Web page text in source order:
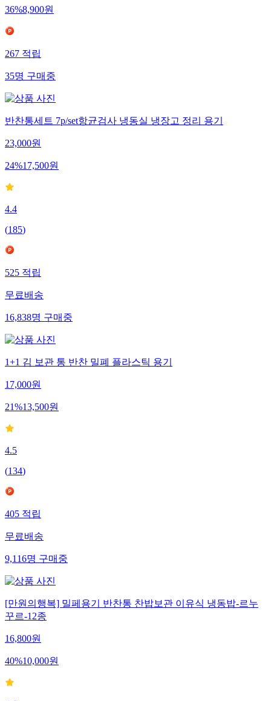
36%8,900원
267적립
35명구매중
반찬통세트 7p/set항균검사 냉동실 냉장고 정리 용기
23,000원
24%17,500원
4.4
(185)
525적립
무료배송
16,838명구매중
1+1 김 보관 통 반찬 밀폐 플라스틱 용기
17,000원
21%13,500원
4.5
(134)
405적립
무료배송
9,116명구매중
[만원의행복] 밀페용기 반찬통 찬밥보관 이유식 냉동밥-르누
꾸르-12종
16,800원
40%10,000원